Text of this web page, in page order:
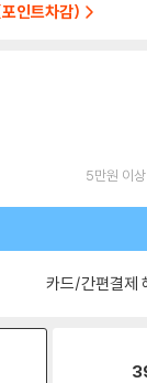
인트차감)
5만원 이
카드/간편결제